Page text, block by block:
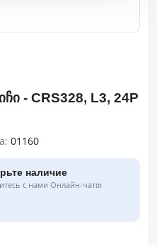
- CRS328, L3, 24P
01160
наличие
с нами Онлайн-чатთ